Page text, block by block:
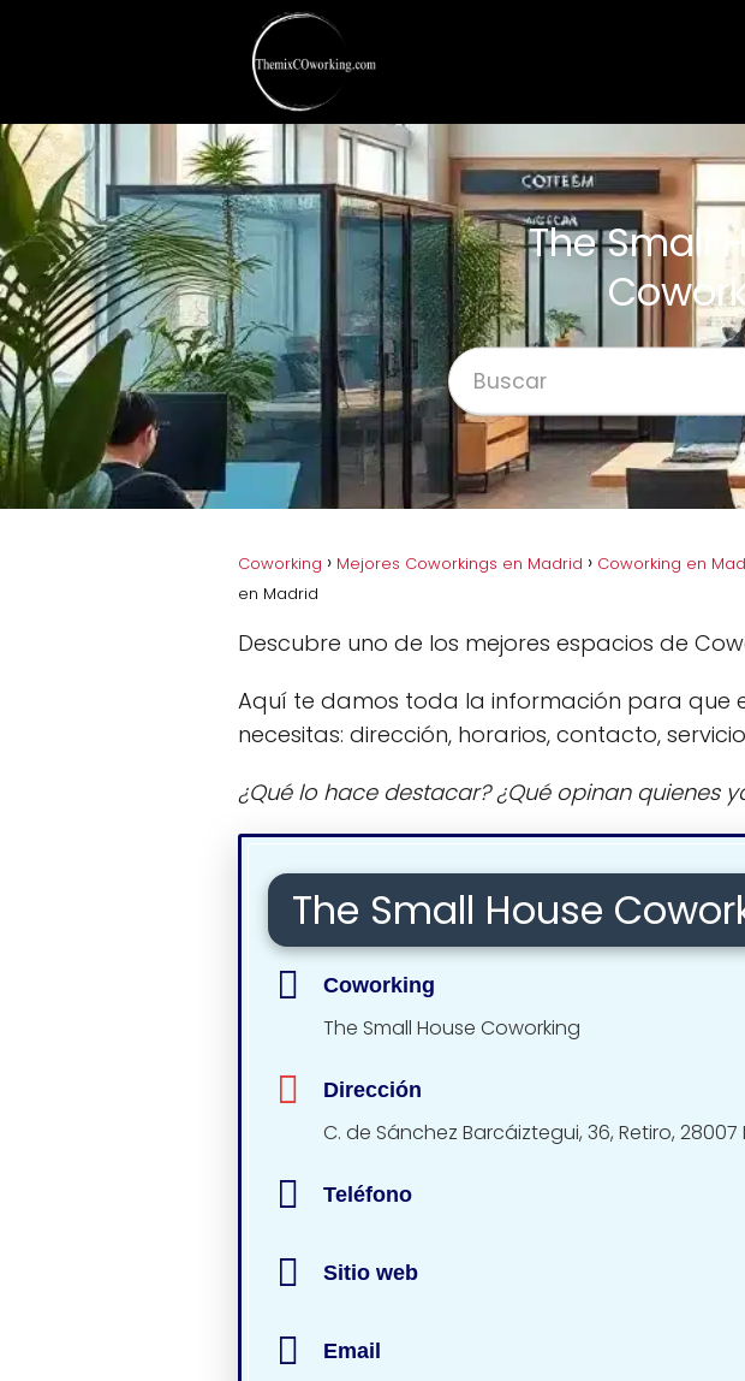
The Small
Coworking Mejores Coworkings en Madrid Coworking en
en Madrid
Descubre uno de los mejores espacios de
Aquí te damos toda la información para que
necesitas: dirección, horarios, contacto,
¿Qué lo hace destacar? ¿Qué opinan quienes
The Small House
Coworking
The Small House Coworking
Dirección
C. de Sánchez Barcáiztegui, 36, Retiro, 28007
Teléfono
Sitio web
Email